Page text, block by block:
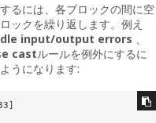
るには、各ブロックの間に空
ックを繰り返します。例え
input/output errors
castルールを例外にするに
うになります: